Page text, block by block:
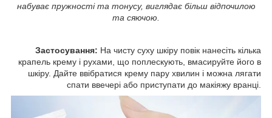
набуває пружності та тонусу, виглядає більш відпочилою
та сяючою.
Застосування: На чисту суху шкіру повік нанесіть кілька
крапель крему і рухами, що поплескують, вмасируйте його в
шкіру. Дайте ввібратися крему пару хвилин і можна лягати
спати ввечері або приступати до макіяжу вранці.